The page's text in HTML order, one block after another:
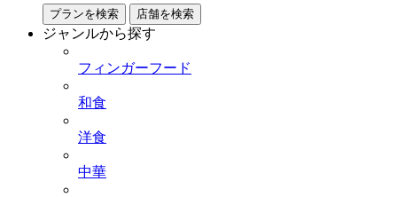
プランを検索 店舗を検索
ジャンルから探す
フィンガーフード
和食
洋食
中華